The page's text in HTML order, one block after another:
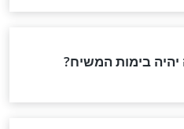
שליחות בבדיקת חמץ